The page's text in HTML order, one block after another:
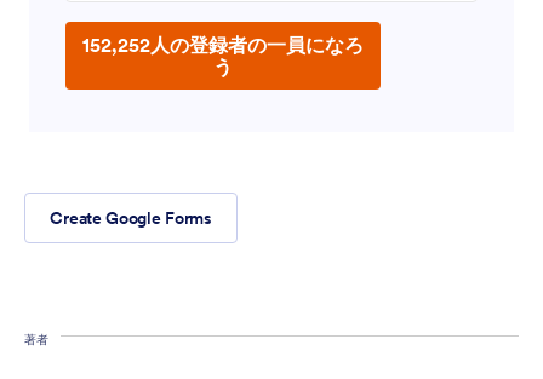
152,252人の登録者の一員になろ
う
Create Google Forms
著者